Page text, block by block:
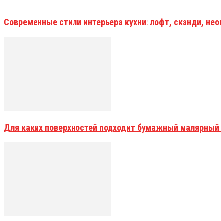
Современные стили интерьера кухни: лофт, сканди,
Для каких поверхностей подходит бумажный малярный